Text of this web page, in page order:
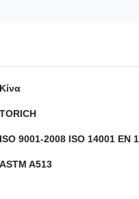
Κίνα
TORICH
ISO 9001-2008 ISO 14001 EN
ASTM A513